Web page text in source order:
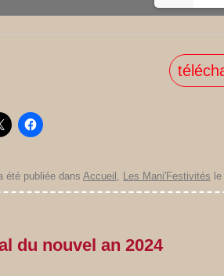
été publiée dans Accueil Les Mani'Festivités le
du nouvel an 2024